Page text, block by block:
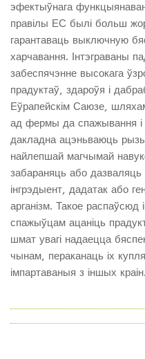
эфектыўнага
правілы ЕС былі больш
гарантаваць выключную
харчавання. Інтэграваны
забеспячэнне высокага
прадуктаў, здароўя і
Еўрапейскім Саюзе,
ад фермы да спажывання
дакладна ацэньваюць
найлепшай магчымай
забараняць або
інгрэдыент, дадатак або
арганізм. Такое распаўсюд
спажыўцам ацаніць
шмат увагі надаецца
чынам, пераканаць іх
імпартаваныя з іншых краін.